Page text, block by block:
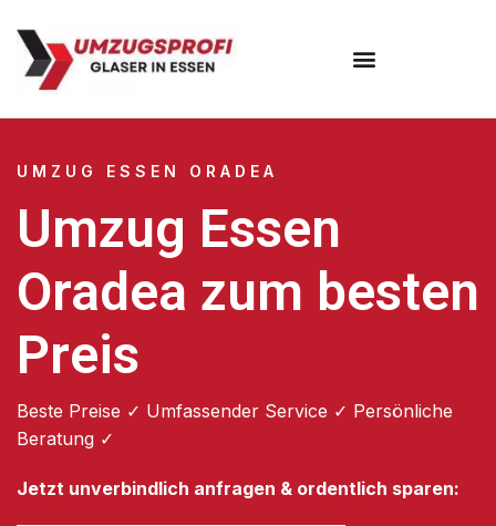
UMZUG ESSEN ORADEA
Umzug Essen
Oradea zum besten
Preis
Beste Preise ✓ Umfassender Service ✓ Persönliche
Beratung ✓
Jetzt unverbindlich anfragen & ordentlich sparen: